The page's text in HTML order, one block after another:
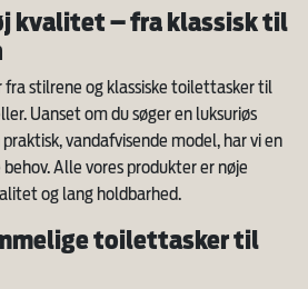
kvalitet – fra klassisk til
stilrene og klassiske toilettasker til
Uanset om du søger en luksuriøs
vandafvisende model, har vi en
Alle vores produkter er nøje
og lang holdbarhed.
toilettasker til